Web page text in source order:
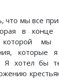
что мы все
в конце
мы
которые
Я хотел бы